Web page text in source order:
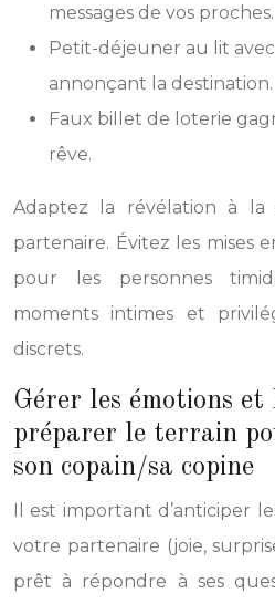
messages de vos proches.
Petit-déjeuner au lit
annonçant la destination.
Faux billet de loterie
rêve.
Adaptez la révélation à la
partenaire. Évitez les mises
pour les personnes
moments intimes et
discrets.
Gérer les émotions et
préparer le terrain
son copain/sa copine
Il est important d’anticiper
votre partenaire (joie,
prêt à répondre à ses